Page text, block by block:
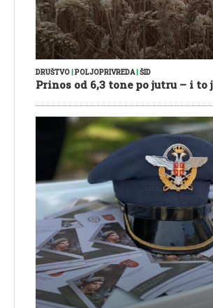
DRUŠTVO POLJOPRIVREDA| ŠID
Prinos od 6,3 tone po jutru – i to